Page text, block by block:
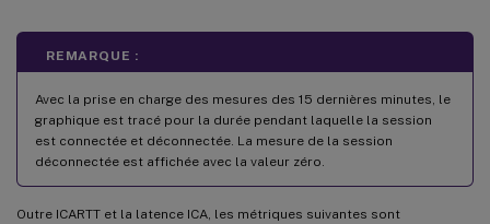
REMARQUE :
Avec la prise en charge des mesures des 15 dernières minutes, le
graphique est tracé pour la durée pendant laquelle la session
est connectée et déconnectée. La mesure de la session
déconnectée est affichée avec la valeur zéro.
Outre ICARTT et la latence ICA, les métriques suivantes sont